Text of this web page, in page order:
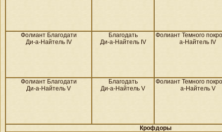
Фолиант Благодати
Ди-а-Найтель IV
Благодать
Ди-а-Найтель IV
Фолиант Темного
а-Найтель IV
Фолиант Благодати
Ди-а-Найтель V
Благодать
Ди-а-Найтель V
Фолиант Темного
а-Найтель V
Крофдоры